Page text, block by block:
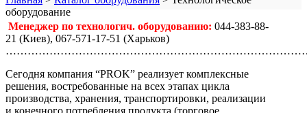
оборудование
Менеджер по технологич. оборудованию: 044-383-88-
21 (Киев), 067-571-17-51 (Харьков)
Сегодня компания “PROK” реализует комплексные
решения, востребованные на всех этапах цикла
производства, хранения, транспортировки, реализации
и конечного потребления продукта (торговое,